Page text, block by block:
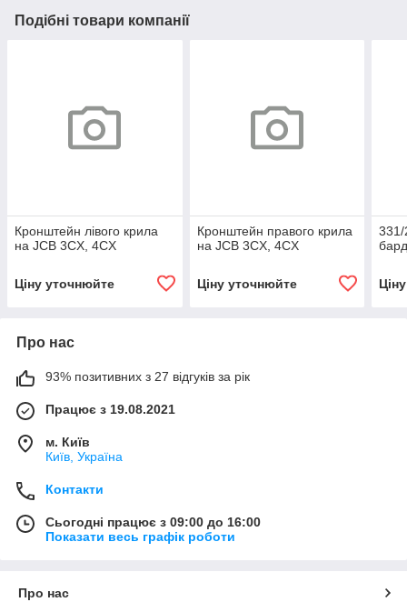
Подібні товари компанії
Кронштейн лівого крила
на JCB 3CX, 4CX
Ціну уточнюйте
Кронштейн правого крила
на JCB 3CX, 4CX
Ціну уточнюйте
Про нас
93% позитивних з 27 відгуків за рік
Працює з 19.08.2021
м. Київ
Київ, Україна
Контакти
Сьогодні працює з 09:00 до 16:00
Показати весь графік роботи
Про нас